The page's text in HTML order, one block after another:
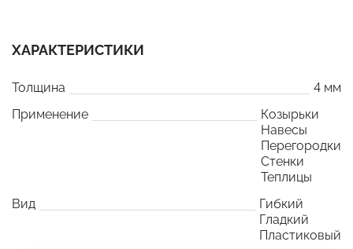
ХАРАКТЕРИСТИКИ
Толщина
4 мм
Применение
Козырьки
Навесы
Перегородки
Стенки
Теплицы
Вид
Гибкий
Гладкий
Пластиковый